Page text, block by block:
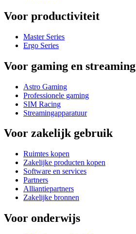
Voor productiviteit
Master Series
Ergo Series
Voor gaming en streaming
Astro Gaming
Professionele gaming
SIM Racing
Streamingapparatuur
Voor zakelijk gebruik
Ruimtes kopen
Zakelijke producten kopen
Software en services
Partners
Alliantiepartners
Zakelijke bronnen
Voor onderwijs